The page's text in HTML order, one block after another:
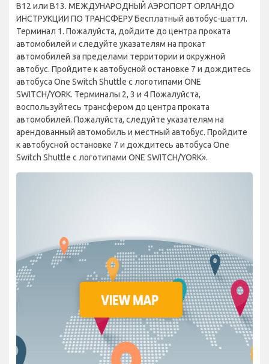
B12 или B13. МЕЖДУНАРОДНЫЙ АЭРОПОРТ ОРЛАНДО
ИНСТРУКЦИИ ПО ТРАНСФЕРУ Бесплатный автобус-шаттл.
Терминал 1. Пожалуйста, дойдите до центра проката
автомобилей и следуйте указателям на прокат
автомобилей за пределами территории и окружной
автобус. Пройдите к автобусной остановке 7 и дождитесь
автобуса One Switch Shuttle с логотипами ONE
SWITCH/YORK. Терминалы 2, 3 и 4 Пожалуйста,
воспользуйтесь трансфером до центра проката
автомобилей. Пожалуйста, следуйте указателям на
арендованный автомобиль и местный автобус. Пройдите
к автобусной остановке 7 и дождитесь автобуса One
Switch Shuttle с логотипами ONE SWITCH/YORK».